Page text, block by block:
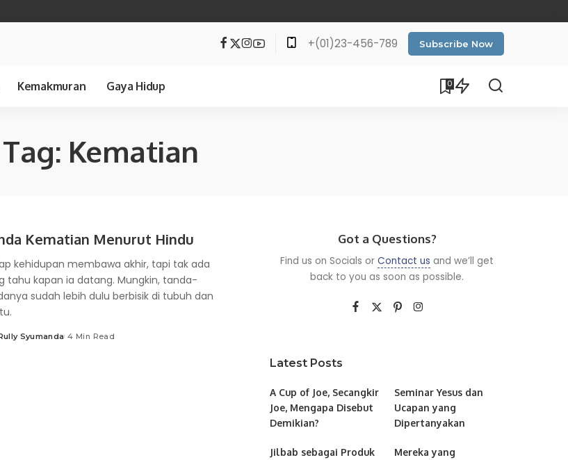
+(01)23-456-789 Subscribe Now
Kemakmuran Gaya Hidup 0
Tag: Kematian
Kematian Menurut Hindu
kehidupan membawa akhir, tapi tak ada
tahu kapan ia datang. Mungkin, tanda-
sudah lebih dulu berbisik di tubuh dan
Syumanda 4 Min Read
Got a Questions?
Find us on Socials orContact us and we’ll get
back to you as soon as possible.
Latest Posts
A Cup of Joe, Secangkir
Joe, Mengapa Disebut
Demikian?
Seminar Yesus dan
Ucapan yang
Dipertanyakan
Jilbab sebagai Produk
Mereka yang